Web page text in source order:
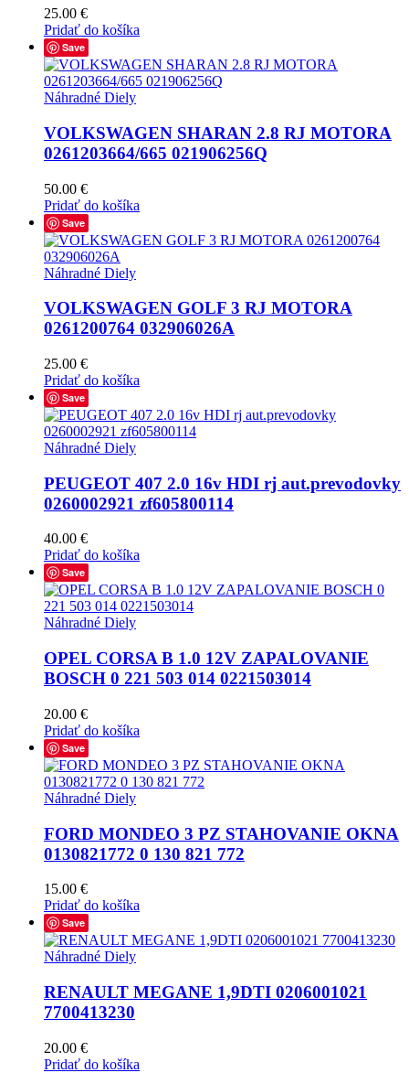
25.00 €
Pridať do košíka
Save
Náhradné Diely
VOLKSWAGEN SHARAN 2.8 RJ MOTORA
0261203664/665 021906256Q
50.00 €
Pridať do košíka
Save
Náhradné Diely
VOLKSWAGEN GOLF 3 RJ MOTORA
0261200764 032906026A
25.00 €
Pridať do košíka
Save
Náhradné Diely
PEUGEOT 407 2.0 16v HDI rj aut.prevodovky
0260002921 zf605800114
40.00 €
Pridať do košíka
Save
Náhradné Diely
OPEL CORSA B 1.0 12V ZAPALOVANIE
BOSCH 0 221 503 014 0221503014
20.00 €
Pridať do košíka
Save
Náhradné Diely
FORD MONDEO 3 PZ STAHOVANIE OKNA
0130821772 0 130 821 772
15.00 €
Pridať do košíka
Save
Náhradné Diely
RENAULT MEGANE 1,9DTI 0206001021
7700413230
20.00 €
Pridať do košíka